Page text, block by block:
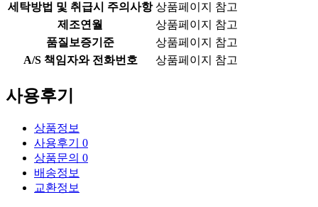
세탁방법 및 취급시 주의사항 상품페이지 참고
제조연월
상품페이지 참고
품질보증기준
상품페이지 참고
A/S 책임자와 전화번호
상품페이지 참고
사용후기
상품정보
사용후기 0
상품문의 0
배송정보
교환정보